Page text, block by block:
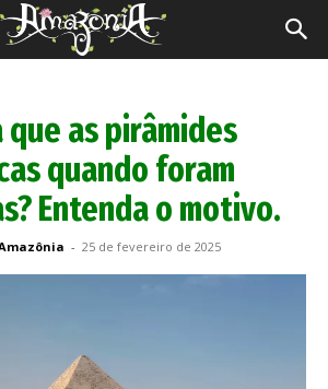
que as pirâmides
quando foram
Entenda o motivo.
- 25 de fevereiro de 2025